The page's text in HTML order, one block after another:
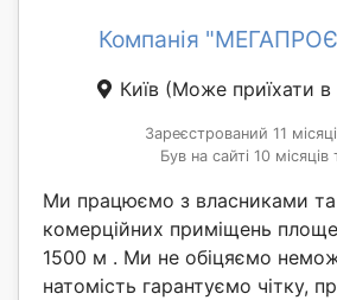
Компанія
Київ (Може приїхати в
Зареєстрований 11
Був на сайті 10
Ми працюємо з власниками
комерційних приміщень
1500 м . Ми не обіцяємо
натомість гарантуємо чітку,